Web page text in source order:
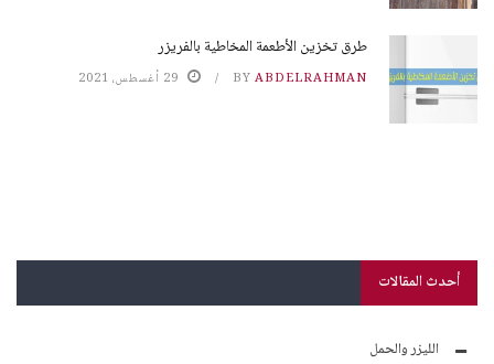
طرق تخزين الأطعمة المخاطية بالفريزر
BY ABDELRAHMAN 29 أغسطس، 2021
أحدث المقالات
الليزر والحمل